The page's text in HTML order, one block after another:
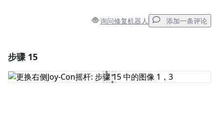
询问修复机器人 添加一条评论
添加评论
步骤 15